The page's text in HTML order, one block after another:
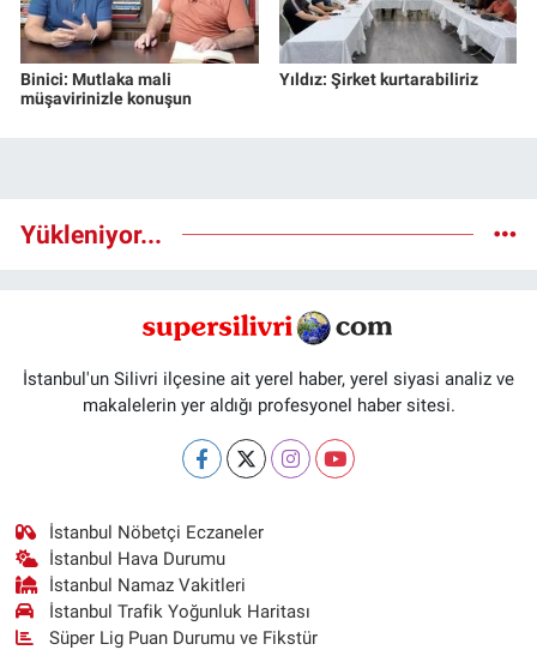
Binici: Mutlaka mali
müşavirinizle konuşun
Yıldız: Şirket kurtarabiliriz
Yükleniyor...
İstanbul'un Silivri ilçesine ait yerel haber, yerel siyasi analiz ve
makalelerin yer aldığı profesyonel haber sitesi.
İstanbul Nöbetçi Eczaneler
İstanbul Hava Durumu
İstanbul Namaz Vakitleri
İstanbul Trafik Yoğunluk Haritası
Süper Lig Puan Durumu ve Fikstür